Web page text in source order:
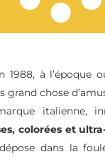
1988, à l’époque
grand chose
italienne,
colorées et
dans la